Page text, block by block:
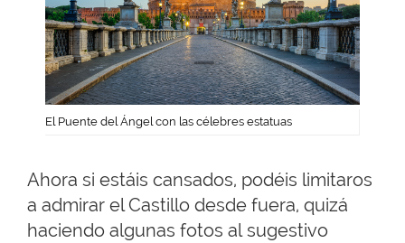
El Puente del Ángel con las célebres estatuas
Ahora si estáis cansados, podéis limitaros
a admirar el Castillo desde fuera, quizá
haciendo algunas fotos al sugestivo